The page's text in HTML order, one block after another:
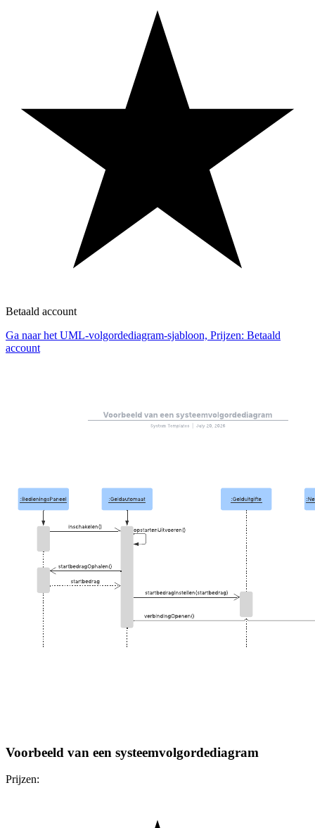
Betaald account
Ga naar het UML-volgordediagram-sjabloon, Prijzen: Betaald
account
Voorbeeld van een systeemvolgordediagram
Prijzen: